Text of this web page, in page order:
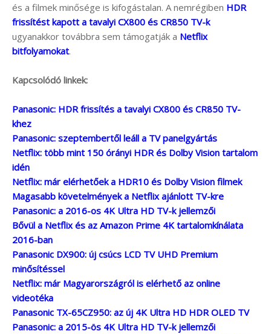
és a filmek minősége is kifogástalan. A nemrégiben HDR
frissítést kapott a tavalyi CX800 és CR850 TV-k
ugyanakkor továbbra sem támogatják a Netflix
bitfolyamokat.
Kapcsolódó linkek:
Panasonic: HDR frissítés a tavalyi CX800 és CR850 TV-
khez
Panasonic: szeptembertől leáll a TV panelgyártás
Netflix: több mint 150 órányi HDR és Dolby Vision tartalom
idén
Netflix: már elérhetőek a HDR10 és Dolby Vision filmek
Magasabb követelmények a Netflix ajánlott TV-kre
Panasonic: a 2016-os 4K Ultra HD TV-k jellemzői
Bővül a Netflix és az Amazon Prime 4K tartalomkínálata
2016-ban
Panasonic DX900: új csúcs LCD TV UHD Premium
minősítéssel
Netflix: már Magyarországról is elérhető az online
videotéka
Panasonic TX-65CZ950: az új 4K Ultra HD HDR OLED TV
Panasonic: a 2015-ös 4K Ultra HD TV-k jellemzői